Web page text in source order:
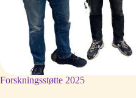
Forskningsstøtte 2025